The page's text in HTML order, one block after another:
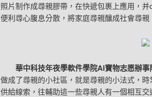
照片制作成尋親膠帶，在快遞包裹上應用，
便利尋心腹息分散，將家庭尋親釀成社會尋親
華中科技年夜學軟件學院AI寶物志愿辦事
做成了尋親的小社區，就是尋親的小法式，
供給線索，往輔助這一些尋親人有一個相互